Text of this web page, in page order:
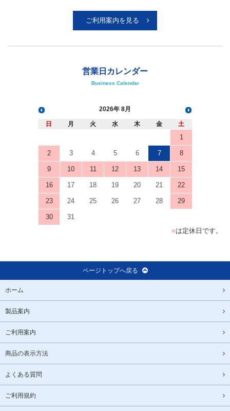
ご利用案内を見る
営業日カレンダー
Business Calendar
2026 8月
日 月 火 水 木 金 土
1
2 3 4 5 6 7 8
9 10 11 12 13 14 15
16 17 18 19 20 21 22
23 24 25 26 27 28 29
30
31
■は定休日です。
ページトップへ戻る
ホーム
製品案内
ご利用案内
商品の表示方法
よくある質問
ご利用規約